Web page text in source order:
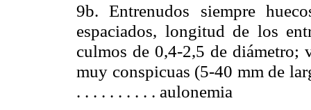
9b. Entrenudos siempre
espaciados, longitud de los
culmos de 0,4-2,5 de
muy conspicuas (5-40 mm de
. . . . . . . . . . aulonemia